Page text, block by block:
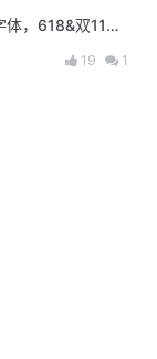
，618&双11不
19 1